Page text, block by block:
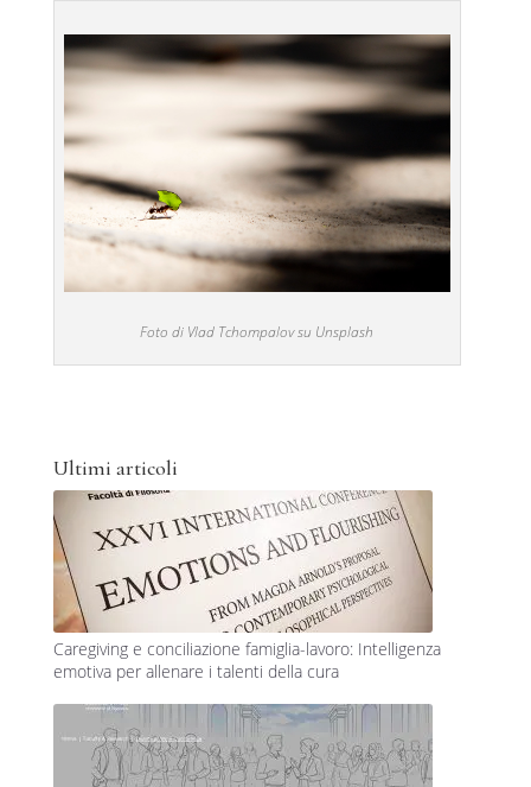
Foto di Vlad Tchompalov su Unsplash
Ultimi articoli
Caregiving e conciliazione famiglia-lavoro: Intelligenza
emotiva per allenare i talenti della cura